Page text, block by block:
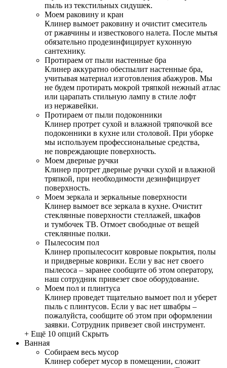
пыль из текстильных сидушек.
Моем раковину и кран
Клинер вымоет раковину и очистит смеситель
от ржавчины и известкового налета. После мытья
обязательно продезинфицирует кухонную
сантехнику.
Протираем от пыли настенные бра
Клинер аккуратно обеспылит настенные бра,
учитывая материал изготовления абажуров. Мы
не будем протирать мокрой тряпкой нежный атлас
или царапать стильную лампу в стиле лофт
из нержавейки.
Протираем от пыли подоконники
Клинер протрет сухой и влажной тряпочкой все
подоконники в кухне или столовой. При уборке
мы используем профессиональные средства,
не повреждающие поверхность.
Моем дверные ручки
Клинер протрет дверные ручки сухой и влажной
тряпкой, при необходимости дезинфицирует
поверхность.
Моем зеркала и зеркальные поверхности
Клинер вымоет все зеркала в кухне. Очистит
стеклянные поверхности стеллажей, шкафов
и тумбочек ТВ. Отмоет свободные от вещей
стеклянные полки.
Пылесосим пол
Клинер пропылесосит ковровые покрытия, полы
и придверные коврики. Если у вас нет своего
пылесоса – заранее сообщите об этом оператору,
наш сотрудник привезет свое оборудование.
Моем пол и плинтуса
Клинер проведет тщательно вымоет пол и уберет
пыль с плинтусов. Если у вас нет швабры –
пожалуйста, сообщите об этом при оформлении
заявки. Сотрудник привезет свой инструмент.
+ Ещё 10 опций Скрыть
Ванная
Собираем весь мусор
Клинер соберет мусор в помещении, сложит